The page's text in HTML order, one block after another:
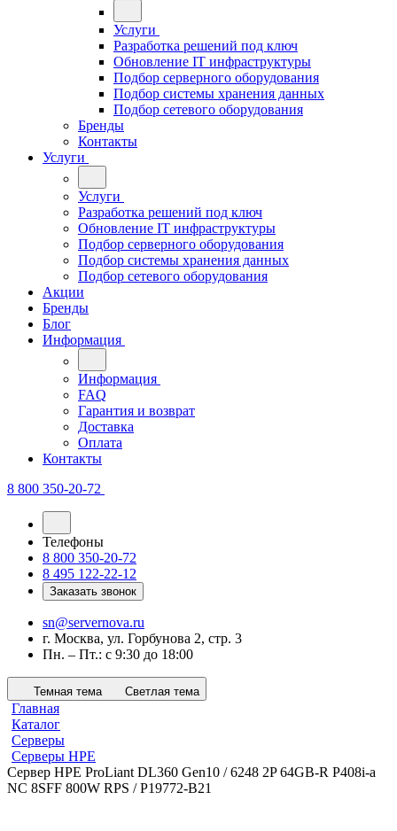
Услуги
Разработка решений под ключ
Обновление IT инфраструктуры
Подбор серверного оборудования
Подбор системы хранения данных
Подбор сетевого оборудования
Бренды
Контакты
Услуги
Услуги
Разработка решений под ключ
Обновление IT инфраструктуры
Подбор серверного оборудования
Подбор системы хранения данных
Подбор сетевого оборудования
Акции
Бренды
Блог
Информация
Информация
FAQ
Гарантия и возврат
Доставка
Оплата
Контакты
8 800 350-20-72
Телефоны
8 800 350-20-72
8 495 122-22-12
Заказать звонок
sn@servernova.ru
г. Москва, ул. Горбунова 2, стр. 3
Пн. – Пт.: с 9:30 до 18:00
Темная тема Светлая тема
Главная
Каталог
Серверы
Серверы HPE
Сервер HPE ProLiant DL360 Gen10 / 6248 2P 64GB-R P408i-a
NC 8SFF 800W RPS / P19772-B21